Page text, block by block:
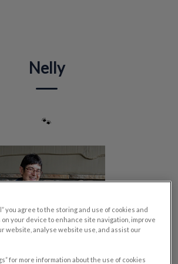
Nelly
🐾
you agree to the storing and use of cookies and
your device to enhance site navigation, improve
website, analyse website use, and assist our
for more information about the use of cookies